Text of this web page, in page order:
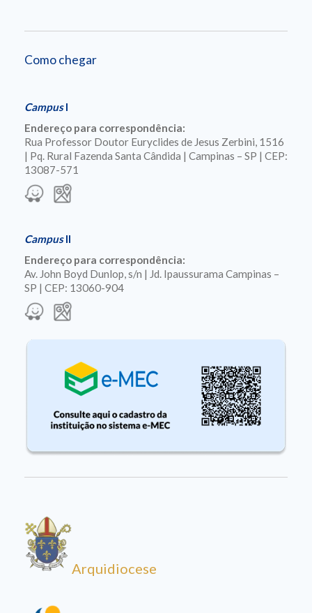
Como chegar
CampusI
Endereço para correspondência:
Rua Professor Doutor Euryclides de Jesus Zerbini, 1516
| Pq. Rural Fazenda Santa Cândida | Campinas – SP | CEP:
13087-571
CampusII
Endereço para correspondência:
Av. John Boyd Dunlop, s/n | Jd. Ipaussurama Campinas –
SP | CEP: 13060-904
Arquidiocese